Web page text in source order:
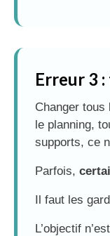
Erreur 3
Changer
le planning,
supports, ce
Parfois,
Il faut les
L’objectif